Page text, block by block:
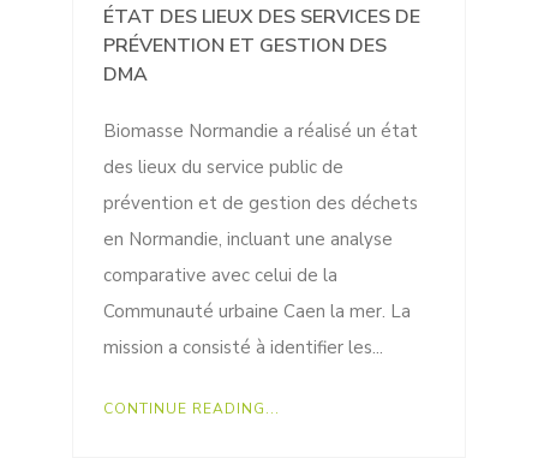
ÉTAT DES LIEUX DES SERVICES DE
PRÉVENTION ET GESTION DES
DMA
Biomasse Normandie a réalisé un état
des lieux du service public de
prévention et de gestion des déchets
en Normandie, incluant une analyse
comparative avec celui de la
Communauté urbaine Caen la mer. La
mission a consisté à identifier les...
CONTINUE READING...